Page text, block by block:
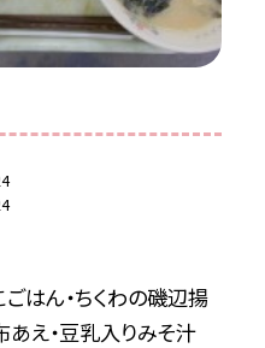
はん・ちくわの磯辺揚
あえ・豆乳入りみそ汁